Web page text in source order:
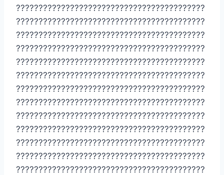
??????????????????????????????????????????
??????????????????????????????????????????
??????????????????????????????????????????
??????????????????????????????????????????
??????????????????????????????????????????
??????????????????????????????????????????
??????????????????????????????????????????
??????????????????????????????????????????
??????????????????????????????????????????
??????????????????????????????????????????
??????????????????????????????????????????
??????????????????????????????????????????
??????????????????????????????????????????